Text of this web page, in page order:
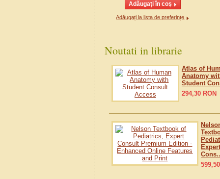
Adăugați la lista de preferințe
Noutati in librarie
Atlas of
Anatomy
Student
294,30 RON
Expert
599,50